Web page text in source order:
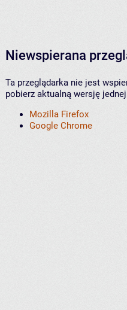
Niewspierana
Ta przeglądarka nie jest
pobierz aktualną wersję
Mozilla Firefox
Google Chrome